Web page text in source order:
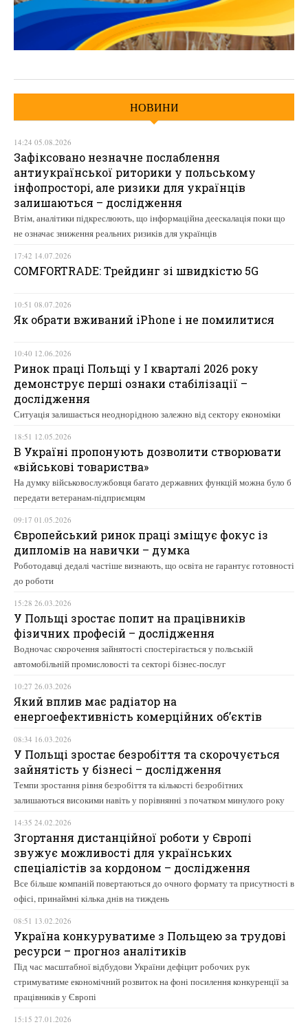
НОВИНИ
14:24 05.08.2026
Зафіксовано незначне послаблення
антиукраїнської риторики у польському
інфопросторі, але ризики для українців
залишаються – дослідження
Втім, аналітики підкреслюють, що інформаційна деескалація поки що
не означає зниження реальних ризиків для українців
17:42 14.07.2026
COMFORTRADE: Трейдинг зі швидкістю 5G
10:51 08.07.2026
Як обрати вживаний iPhone і не помилитися
10:40 12.06.2026
Ринок праці Польщі у І кварталі 2026 року
демонструє перші ознаки стабілізації –
дослідження
Ситуація залишається неоднорідною залежно від сектору економіки
18:51 12.05.2026
В Україні пропонують дозволити створювати
«військові товариства»
На думку військовослужбовця багато державних функцій можна було б
передати ветеранам-підприємцям
09:17 01.05.2026
Європейський ринок праці зміщує фокус із
дипломів на навички – думка
Роботодавці дедалі частіше визнають, що освіта не гарантує готовності
до роботи
15:28 26.03.2026
У Польщі зростає попит на працівників
фізичних професій – дослідження
Водночас скорочення зайнятості спостерігається у польській
автомобільній промисловості та секторі бізнес-послуг
10:27 26.03.2026
Який вплив має радіатор на
енергоефективність комерційних об’єктів
08:34 16.03.2026
У Польщі зростає безробіття та скорочується
зайнятість у бізнесі – дослідження
Темпи зростання рівня безробіття та кількості безробітних
залишаються високими навіть у порівнянні з початком минулого року
14:35 24.02.2026
Згортання дистанційної роботи у Європі
звужує можливості для українських
спеціалістів за кордоном – дослідження
Все більше компаній повертаються до очного формату та присутності в
офісі, принаймні кілька днів на тиждень
08:51 13.02.2026
Україна конкуруватиме з Польщею за трудові
ресурси – прогноз аналітиків
Під час масштабної відбудови України дефіцит робочих рук
стримуватиме економічний розвиток на фоні посилення конкуренції за
працівників у Європі
15:15 27.01.2026